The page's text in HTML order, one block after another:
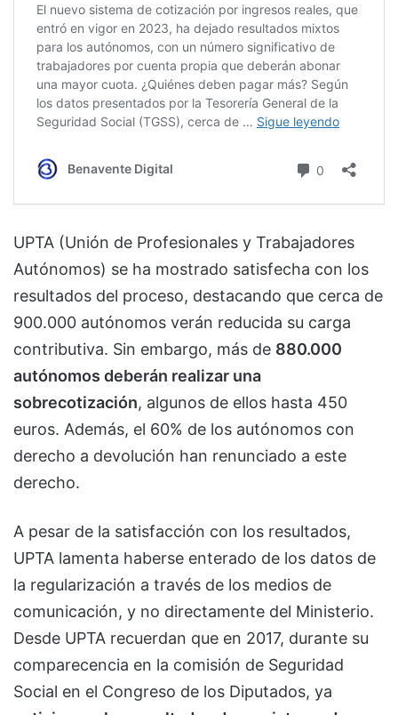
UPTA (Unión de Profesionales y Trabajadores
Autónomos) se ha mostrado satisfecha con los
resultados del proceso, destacando que cerca de
900.000 autónomos verán reducida su carga
contributiva. Sin embargo, más de 880.000
autónomos deberán realizar una
sobrecotización, algunos de ellos hasta 450
euros. Además, el 60% de los autónomos con
derecho a devolución han renunciado a este
derecho.
A pesar de la satisfacción con los resultados,
UPTA lamenta haberse enterado de los datos de
la regularización a través de los medios de
comunicación, y no directamente del Ministerio.
Desde UPTA recuerdan que en 2017, durante su
comparecencia en la comisión de Seguridad
Social en el Congreso de los Diputados, ya